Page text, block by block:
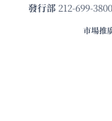
發⾏部 212-699-
市場推